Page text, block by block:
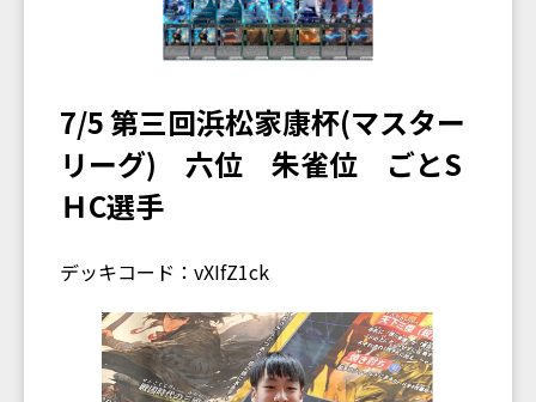
7/5 第三回浜松家康杯(マスター
リーグ) 六位 朱雀位 ごとS
ＨC選手
デッキコード：vXIfZ1ck